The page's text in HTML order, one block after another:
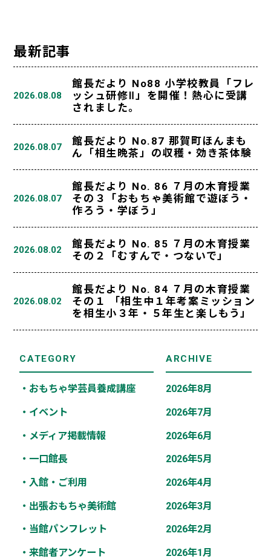
最新記事
2026.08.08
館長だより No88 小学校教員「フレ
ッシュ研修Ⅱ」を開催！熱心に受講
されました。
2026.08.07
館長だより No.87 那賀町ほんまも
ん「相生晩茶」の収穫・効き茶体験
2026.08.07
館長だより No. 86 ７月の木育授業
その３「おもちゃ美術館で遊ぼう・
作ろう・学ぼう」
2026.08.02
館長だより No. 85 ７月の木育授業
その２「むすんで・つないで」
2026.08.02
館長だより No. 84 ７月の木育授業
その１ 「相生中１年考案ミッション
を相生小３年・５年生と楽しもう」
CATEGORY
・おもちゃ学芸員養成講座
・イベント
・メディア掲載情報
・一口館長
・入館・ご利用
・出張おもちゃ美術館
・当館パンフレット
・来館者アンケート
ARCHIVE
2026年8月
2026年7月
2026年6月
2026年5月
2026年4月
2026年3月
2026年2月
2026年1月